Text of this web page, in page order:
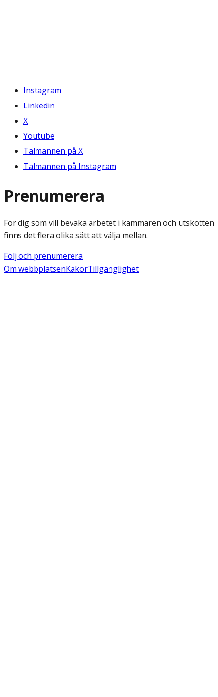
Instagram
Linkedin
X
Youtube
Talmannen på X
Talmannen på Instagram
Prenumerera
För dig som vill bevaka arbetet i kammaren och utskotten
finns det flera olika sätt att välja mellan.
Följ och prenumerera
Om webbplatsenKakorTillgänglighet